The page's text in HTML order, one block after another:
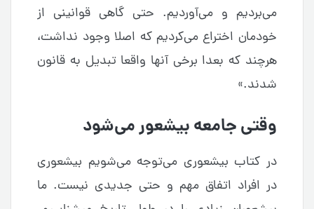
می‌بردیم و می‌آوردیم. حتی گاهی قوانینی از
خودمان اختراع می‌کردیم که اصلا وجود نداشت،
هرچند که بعدا برخی آنها واقعا تبدیل به قانون
شدند.»
وقتی جامعه بیشعور می‌شود
در کتاب بیشعوری می‌توجه می‌شویم بیشعوری
در افراد اتفاق مهم و حتی جدیدی نیست. ما